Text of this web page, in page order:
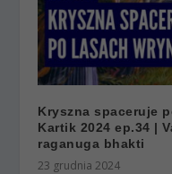
Kryszna spaceruje
Kartik 2024 ep.34 |
raganuga bhakti
23 grudnia 2024